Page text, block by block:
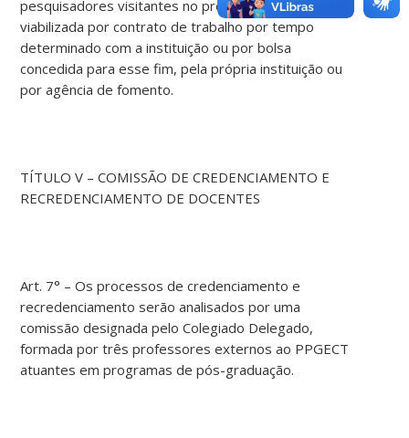
pesquisadores visitantes no programa deverá ser
viabilizada por contrato de trabalho por tempo
determinado com a instituição ou por bolsa
concedida para esse fim, pela própria instituição ou
por agência de fomento.
TÍTULO V – COMISSÃO DE CREDENCIAMENTO E
RECREDENCIAMENTO DE DOCENTES
Art. 7° – Os processos de credenciamento e
recredenciamento serão analisados por uma
comissão designada pelo Colegiado Delegado,
formada por três professores externos ao PPGECT
atuantes em programas de pós-graduação.